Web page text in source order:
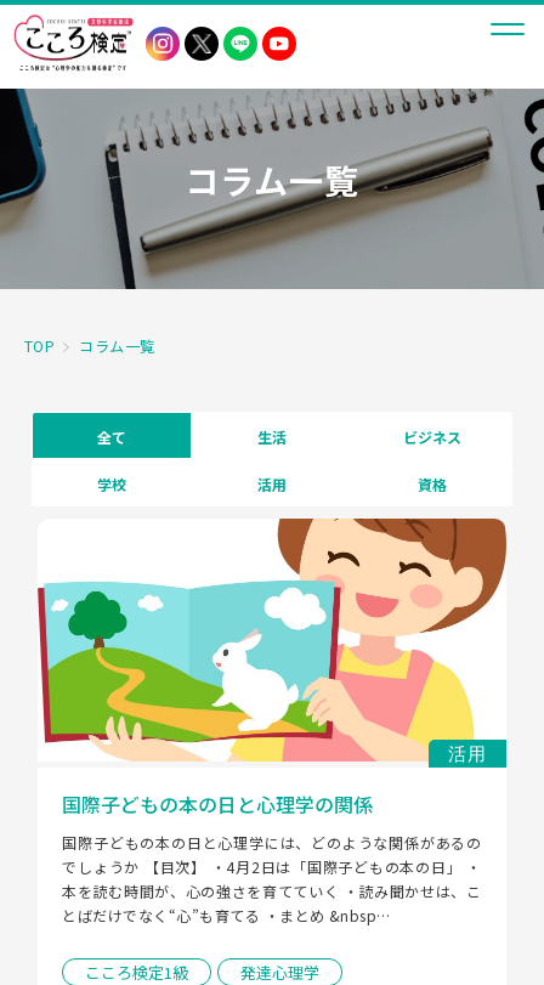
コラム一覧
TOP コラム一覧
全て 生活 ビジネス
学校 活用 資格
活用
国際子どもの本の日と心理学の関係
国際子どもの本の日と心理学には、どのような関係があるの
でしょうか 【目次】 ・4月2日は「国際子どもの本の日」 ・
本を読む時間が、心の強さを育てていく ・読み聞かせは、こ
とばだけでなく“心”も育てる ・まとめ &nbsp…
こころ検定1級 発達心理学